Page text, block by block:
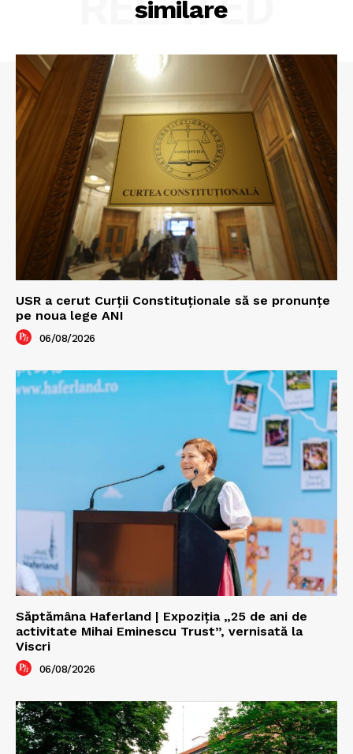
similare
USR a cerut Curții Constituționale să se pronunțe
pe noua lege ANI
06/08/2026
Săptămâna Haferland | Expoziţia „25 de ani de
activitate Mihai Eminescu Trust”, vernisată la
Viscri
06/08/2026